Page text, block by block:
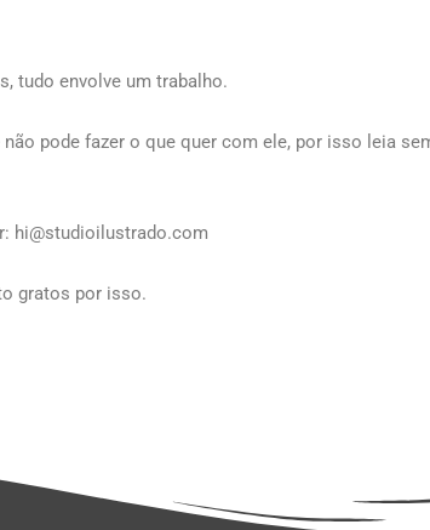
tudo envolve um trabalho.
pode fazer o que quer com ele, por isso leia
hi@studioilustrado.com
gratos por isso.